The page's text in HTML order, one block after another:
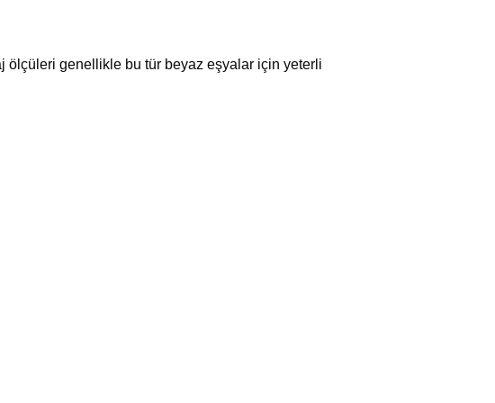
ölçüleri genellikle bu tür beyaz eşyalar için yeterli